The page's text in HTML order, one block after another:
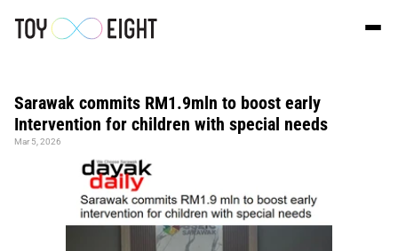
Sarawak commits RM1.9mln to boost early
Intervention for children with special needs
Mar 5, 2026